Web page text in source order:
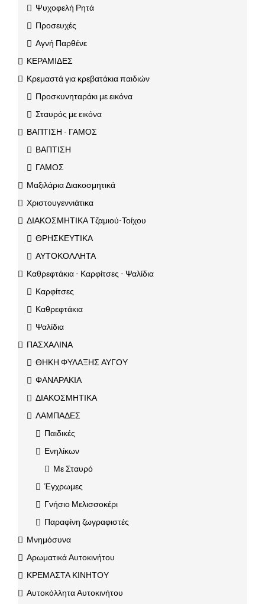
Ψυχοφελή Ρητά
Προσευχές
Αγνή Παρθένε
ΚΕΡΑΜΙΔΕΣ
Κρεμαστά για κρεβατάκια παιδιών
Προσκυνηταράκι με εικόνα
Σταυρός με εικόνα
ΒΑΠΤΙΣΗ - ΓΑΜΟΣ
ΒΑΠΤΙΣΗ
ΓΑΜΟΣ
Μαξιλάρια Διακοσμητικά
Χριστουγεννιάτικα
ΔΙΑΚΟΣΜΗΤΙΚΑ Τζαμιού-Τοίχου
ΘΡΗΣΚΕΥΤΙΚΑ
ΑΥΤΟΚΟΛΛΗΤΑ
Καθρεφτάκια - Καρφίτσες - Ψαλίδια
Καρφίτσες
Καθρεφτάκια
Ψαλίδια
ΠΑΣΧΑΛΙΝΑ
ΘΗΚΗ ΦΥΛΑΞΗΣ ΑΥΓΟΥ
ΦΑΝΑΡΑΚΙΑ
ΔΙΑΚΟΣΜΗΤΙΚΑ
ΛΑΜΠΑΔΕΣ
Παιδικές
Ενηλίκων
Με Σταυρό
Έγχρωμες
Γνήσιο Μελισσοκέρι
Παραφίνη ζωγραφιστές
Μνημόσυνα
Αρωματικά Αυτοκινήτου
ΚΡΕΜΑΣΤΑ ΚΙΝΗΤΟΥ
Αυτοκόλλητα Αυτοκινήτου